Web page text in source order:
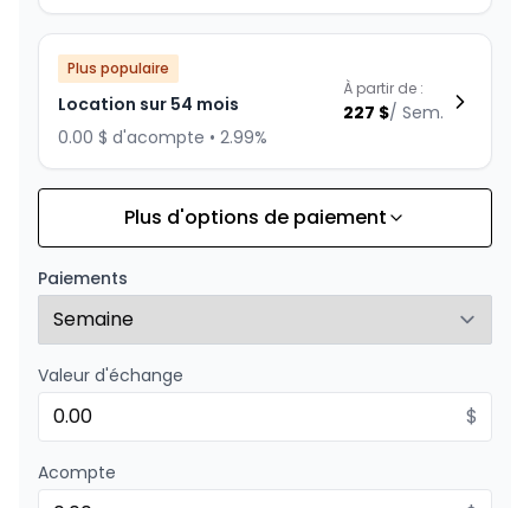
Plus populaire
Location sur 54 mois
0.00 $ d'acompte • 2.99%
À partir de :
227 $/ Sem.
Financement sur 84 mois
0.00 $ d'acompte • 2.99%
À partir de :
Financement sur 72 mois
Financement sur 72 mois
0.00 $ d'acompte • 1.99%
À partir de :
Plus d'options de paiement
Paiements
Valeur d'échange
$
Acompte